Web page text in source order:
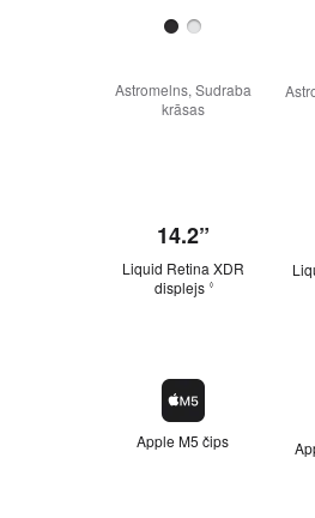
Astromelns, Sudraba
krāsas
14.2”
Liquid Retina XDR
displejs ◊
Apple M5 čips